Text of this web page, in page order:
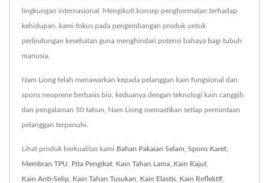
lingkungan internasional. Mengikuti konsep penghormatan terhadap
kehidupan, kami fokus pada pengembangan produk untuk
perlindungan kesehatan guna menghindari potensi bahaya bagi tubuh
manusia.
Nam Liong telah menawarkan kepada pelanggan kain fungsional dan
spons neoprene berbasis bio, keduanya dengan teknologi kain canggih
dan pengalaman 50 tahun, Nam Liong memastikan setiap permintaan
pelanggan terpenuhi.
Lihat produk berkualitas kami Bahan Pakaian Selam Spons Karet
Membran TPU Pita Pengikat Kain Tahan Lama Kain Rajut
Kain Anti-Selip Kain Tahan Tusukan Kain Elastis Kain Reflektif